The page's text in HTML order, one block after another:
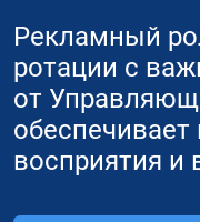
Рекламный
ротации с
от
восприятия и